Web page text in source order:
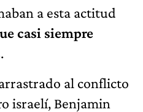
a esta actitud
casi siempre
.
al conflicto
israelí, Benjamin